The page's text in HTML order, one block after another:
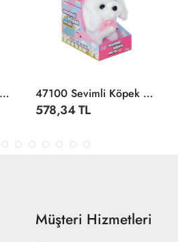
KZL-2505022 PELUŞ YUNUS BALIK 23 CM 5 RENK-12 Lİ TORBA 47100 Sevimli Köpek Maltese -Sunman
578,34 TL
Müşteri Hizmetleri